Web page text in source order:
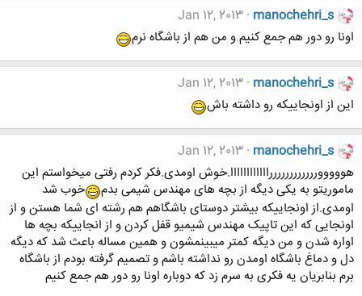
manochehri_s
Jan 12, 2013
اونا رو دور هم جمع کنیم و من هم از باشگاه نرم
manochehri_s
Jan 12, 2013
این از اونجاییکه رو داشته باش
manochehri_s
Jan 12, 2013
هووووورررررررررررراااااااااااا.خوش اومدی.فکر کردم رفتی میخواستم این
ماموریتو به یکی دیگه از بچه های مهندس شیمی بدم
خوب شد
اومدی.از اونجاییکه بیشتر دوستای باشگاهم هم رشته ای شما هستن و از
اونجایی که این تاپیک مهندس شیمیو قفل کردن و از انجاییکه بچه ها
اواره شدن و من دیگه کمتر میبینمشون و همین مساله باعث شد که دیگه
دل و دماغ باشگاه اومدن رو نداشته باشم و تصمیم گرفته بودم از باشگاه
برم بنابریان یه فکری به سرم زد که دوباره اونا رو دور هم جمع کنیم